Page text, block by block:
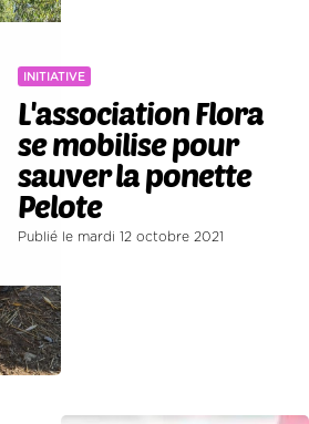
INITIATIVE
L'association Flora
se mobilise pour
sauver la ponette
Pelote
Publié le mardi 12 octobre 2021